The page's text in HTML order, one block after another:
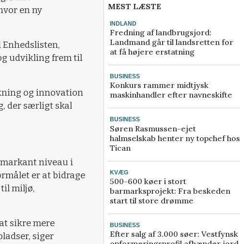
en ny
udvikling frem til
og innovation
der særligt skal
niveau i
er at bidrage
miljø,
sikre mere
siger
MEST LÆSTE
INDLAND
Fredning af landbrugsjord:
Landmand går til landsretten for
at få højere erstatning
BUSINESS
Konkurs rammer midtjysk
maskinhandler efter navneskifte
BUSINESS
Søren Rasmussen-ejet
halmselskab henter ny topchef hos
Tican
KVÆG
500-600 køer i stort
barmarksprojekt: Fra beskeden
start til store drømme
BUSINESS
Efter salg af 3.000 søer: Vestfynsk